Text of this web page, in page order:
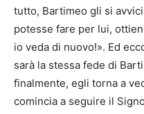
tutto, Bartimeo gli si
potesse fare per lui,
io veda di nuovo!». Ed
sarà la stessa fede di
finalmente, egli torna a
comincia a seguire il